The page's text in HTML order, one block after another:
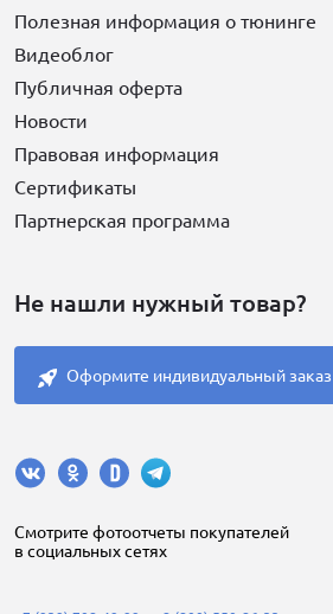
Полезная информация о тюнинге
Видеоблог
Публичная оферта
Новости
Правовая информация
Сертификаты
Партнерская программа
Не нашли нужный товар?
Оформите индивидуальный заказ
Cмотрите фотоотчеты покупателей
в социальных сетях